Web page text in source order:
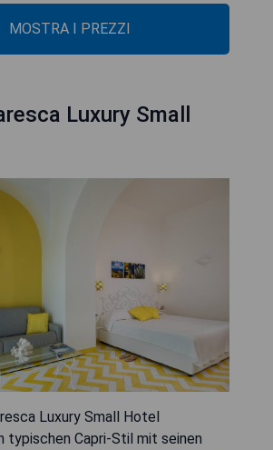
MOSTRA I PREZZI
Luxury Small
Luxury Small Hotel
typischen Capri-Stil mit seinen